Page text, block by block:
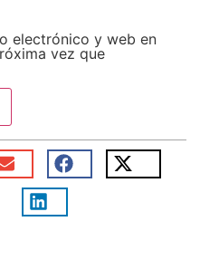
electrónico y web en
vez que